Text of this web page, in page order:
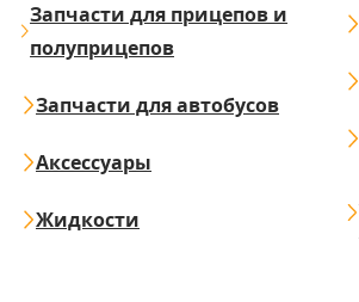
Запчасти для прицепов и
полуприцепов
Запчасти для автобусов
Аксессуары
Жидкости